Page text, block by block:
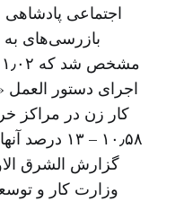
اجتماعی
بازرسی‌های
اجرای دستور العمل
کار زن در مراکز
۱۰٫۵۸ – ۱۳
گزارش الشرق
وزارت کار و